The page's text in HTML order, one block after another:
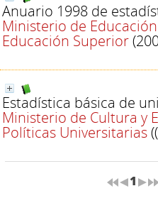
Anuario 1998 de
Ministerio de
Educación Superior
Estadística básica de
Ministerio de Cultura y
Políticas Universitarias
1